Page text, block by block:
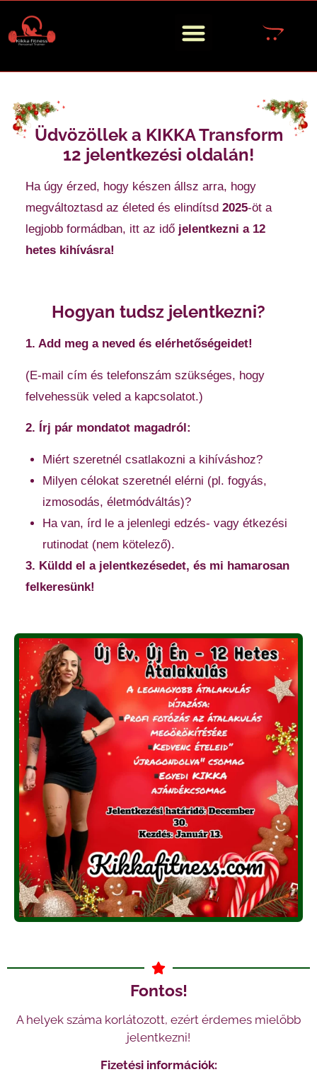
Üdvözöllek a KIKKA Transform
12 jelentkezési oldalán!
Ha úgy érzed, hogy készen állsz arra, hogy
megváltoztasd az életed és elindítsd 2025-öt a
legjobb formádban, itt az idő jelentkezni a 12
hetes kihívásra!
Hogyan tudsz jelentkezni?
1. Add meg a neved és elérhetőségeidet!
(E-mail cím és telefonszám szükséges, hogy
felvehessük veled a kapcsolatot.)
2. Írj pár mondatot magadról:
Miért szeretnél csatlakozni a kihíváshoz?
Milyen célokat szeretnél elérni (pl. fogyás,
izmosodás, életmódváltás)?
Ha van, írd le a jelenlegi edzés- vagy étkezési
rutinodat (nem kötelező).
3. Küldd el a jelentkezésedet, és mi hamarosan
felkeresünk!
Fontos!
A helyek száma korlátozott, ezért érdemes mielőbb
jelentkezni!
Fizetési információk: